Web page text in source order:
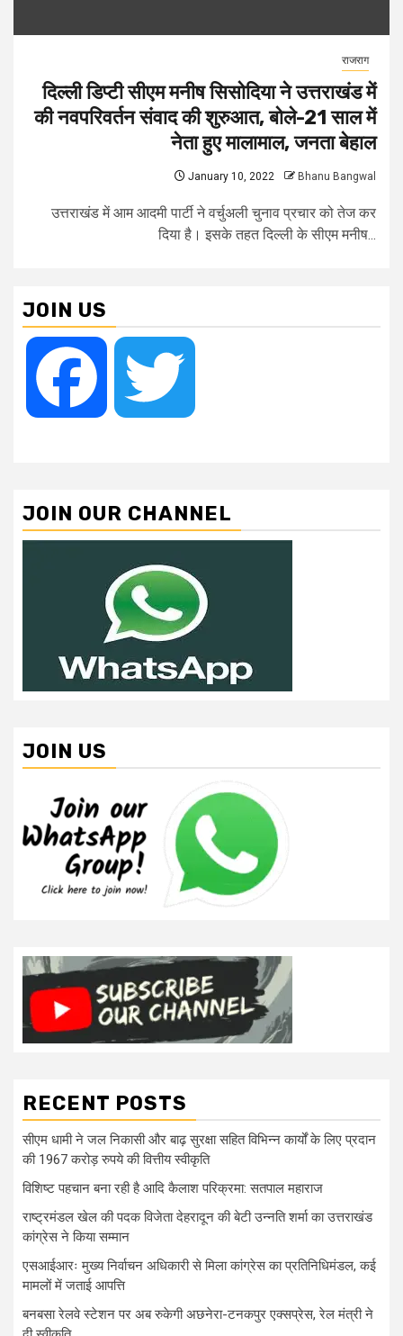
राजराग
दिल्ली डिप्टी सीएम मनीष सिसोदिया ने उत्तराखंड में
की नवपरिवर्तन संवाद की शुरुआत, बोले-21 साल में
नेता हुए मालामाल, जनता बेहाल
January 10, 2022 Bhanu Bangwal
उत्तराखंड में आम आदमी पार्टी ने वर्चुअली चुनाव प्रचार को तेज कर
दिया है। इसके तहत दिल्ली के सीएम मनीष...
JOIN US
Facebook
JOIN OUR CHANNEL
JOIN US
RECENT POSTS
सीएम धामी ने जल निकासी और बाढ़ सुरक्षा सहित विभिन्न कार्यों के लिए प्रदान
की 1967 करोड़ रुपये की वित्तीय स्वीकृति
विशिष्ट पहचान बना रही है आदि कैलाश परिक्रमा: सतपाल महाराज
राष्ट्रमंडल खेल की पदक विजेता देहरादून की बेटी उन्नति शर्मा का उत्तराखंड
कांग्रेस ने किया सम्मान
एसआईआरः मुख्य निर्वाचन अधिकारी से मिला कांग्रेस का प्रतिनिधिमंडल, कई
मामलों में जताई आपत्ति
बनबसा रेलवे स्टेशन पर अब रुकेगी अछनेरा-टनकपुर एक्सप्रेस, रेल मंत्री ने